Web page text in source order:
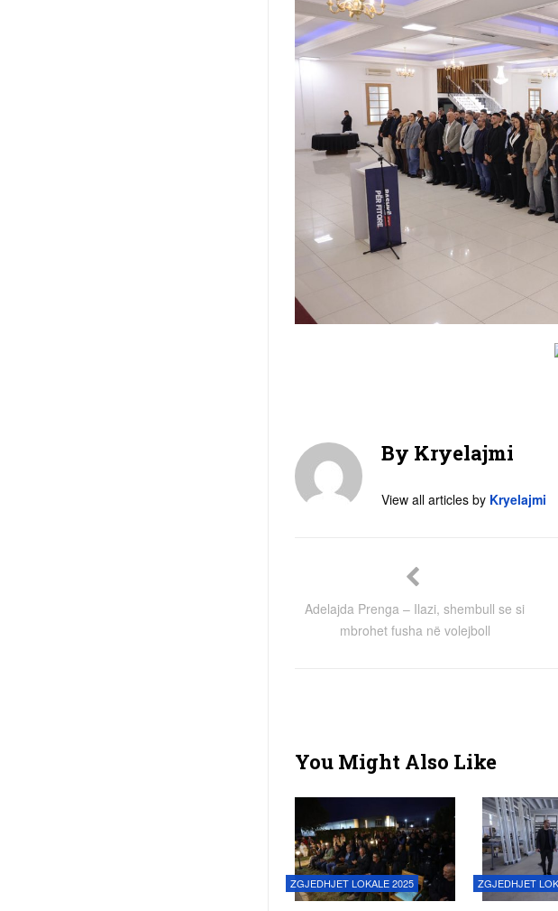
By Kryelajmi
View all articles by Kryelajmi
Adelajda Prenga – Ilazi, shembull se si
mbrohet fusha në volejboll
You Might Also Like
ZGJEDHJET LOKALE 2025 ZGJEDHJET